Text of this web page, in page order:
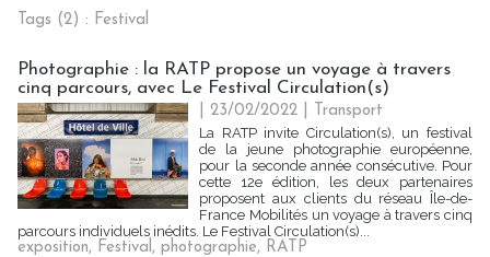
Tags (2) : Festival
Photographie : la RATP propose un voyage à travers
cinq parcours, avec Le Festival Circulation(s)
| 23/02/2022
Transport
La RATP invite Circulation(s), un festival
de la jeune photographie européenne,
pour la seconde année consécutive. Pour
cette 12e édition, les deux partenaires
proposent aux clients du réseau Île-de-
France Mobilités un voyage à travers cinq
parcours individuels inédits. Le Festival Circulation(s)...
exposition, Festival, photographie, RATP